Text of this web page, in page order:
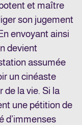
et maître
son jugement
envoyant ainsi
devient
assumée
un cinéaste
de la vie. Si la
une pétition de
d’immenses